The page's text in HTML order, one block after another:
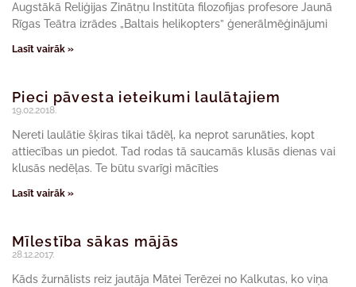
Augstākā Reliģijas Zinātņu Institūta filozofijas profesore Jaunā
Rīgas Teātra izrādes „Baltais helikopters” ģenerālmēģinājumi
Lasīt vairāk »
Pieci pāvesta ieteikumi laulātajiem
19.02.2018.
Nereti laulātie šķiras tikai tādēļ, ka neprot sarunāties, kopt
attiecības un piedot. Tad rodas tā saucamās klusās dienas vai
klusās nedēļas. Te būtu svarīgi mācīties
Lasīt vairāk »
Mīlestība sākas mājās
28.12.2017.
Kāds žurnālists reiz jautāja Mātei Terēzei no Kalkutas, ko viņa